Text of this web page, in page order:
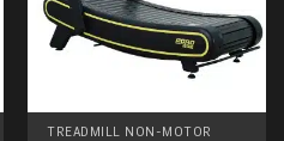
TREADMILL NON-MOTOR